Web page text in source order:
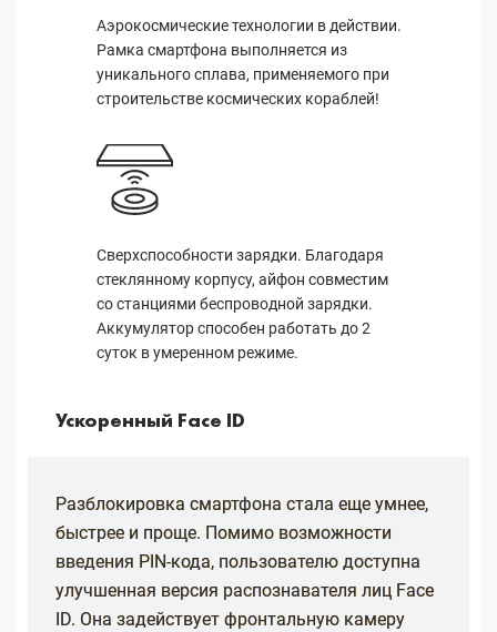
Аэрокосмические технологии в действии.
Рамка смартфона выполняется из
уникального сплава, применяемого при
строительстве космических кораблей!
Сверхспособности зарядки. Благодаря
стеклянному корпусу, айфон совместим
со станциями беспроводной зарядки.
Аккумулятор способен работать до 2
суток в умеренном режиме.
Ускоренный Face ID
Разблокировка смартфона стала еще умнее,
быстрее и проще. Помимо возможности
введения PIN-кода, пользователю доступна
улучшенная версия распознавателя лиц Face
ID. Она задействует фронтальную камеру